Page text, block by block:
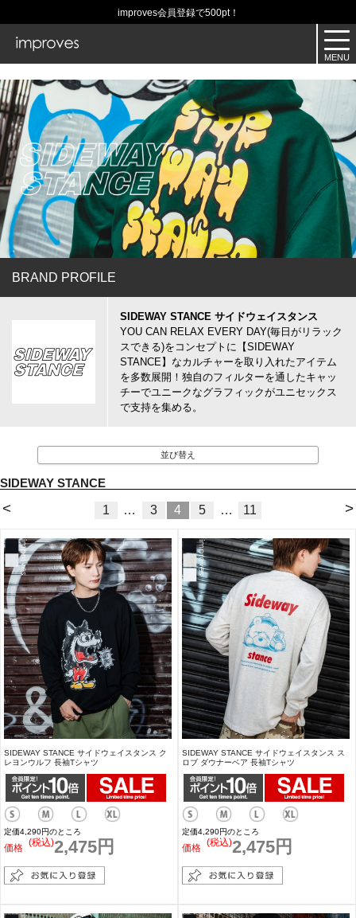
improves会員登録で500pt！
BRAND PROFILE
SIDEWAY STANCE サイドウェイスタンス
YOU CAN RELAX EVERY DAY(毎日がリラック
スできる)をコンセプトに【SIDEWAY
STANCE】なカルチャーを取り入れたアイテム
を多数展開！独自のフィルターを通したキャッ
チーでユニークなグラフィックがユニセックス
で支持を集める。
並び替え
SIDEWAY STANCE
< >
1 … 3 4 5 … 11
SIDEWAY STANCE サイドウェイスタンス ク
レヨンウルフ 長袖Tシャツ
定価4,290円のところ
価格 2,475円
(税込)
SIDEWAY STANCE サイドウェイスタンス ス
ロブ ダウナーベア 長袖Tシャツ
定価4,290円のところ
価格 2,475円
(税込)